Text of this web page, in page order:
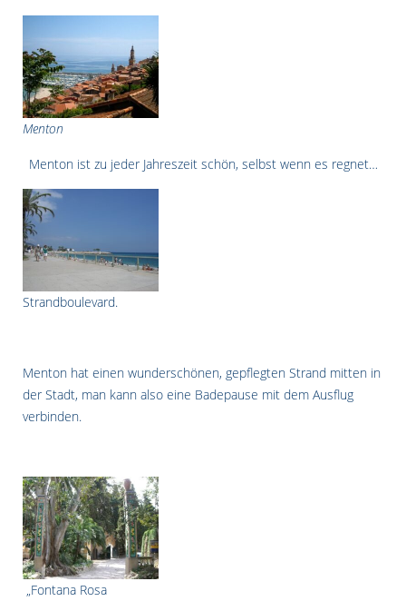
Menton
Menton ist zu jeder Jahreszeit schön, selbst wenn es regnet…
Strandboulevard.
Menton hat einen wunderschönen, gepflegten Strand mitten in
der Stadt, man kann also eine Badepause mit dem Ausflug
verbinden.
„Fontana Rosa